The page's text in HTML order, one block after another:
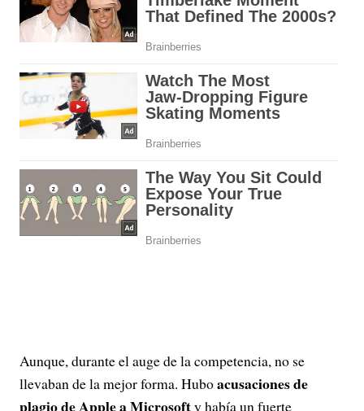
Aunque, durante el auge de la competencia, no se
llevaban de la mejor forma. Huboacusaciones de
plagio de Apple a Microsofty había un fuerte